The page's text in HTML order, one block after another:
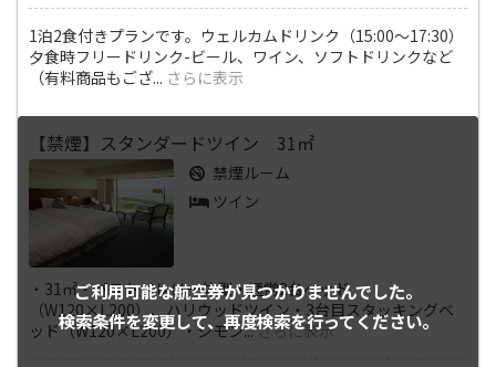
1泊2食付きプランです。ウェルカムドリンク（15:00～17:30）
夕食時フリードリンク-ビール、ワイン、ソフトドリンクなど
（有料商品もござ... さらに表示
ご利用可能な航空券が見つかりませんでした。
検索条件を変更して、再度検索を行ってください。
【禁煙】スタンダードツイン 31㎡
禁煙ルーム
ツイン
・31㎡・バストイレは一体型・通常2台ベッド
（W120×L200）、ハリウッドツイン・3台目スタッキングベ
ッド（W120×L200）・シモン...さらに表示